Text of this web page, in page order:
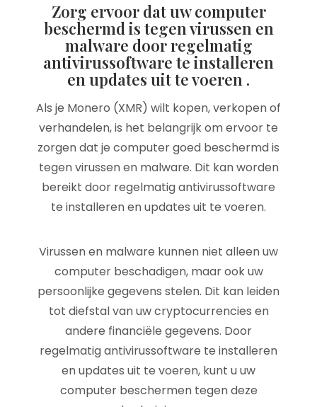
Zorg ervoor dat uw computer
beschermd is tegen virussen en
malware door regelmatig
antivirussoftware te installeren
en updates uit te voeren .
Als je Monero (XMR) wilt kopen, verkopen of
verhandelen, is het belangrijk om ervoor te
zorgen dat je computer goed beschermd is
tegen virussen en malware. Dit kan worden
bereikt door regelmatig antivirussoftware
te installeren en updates uit te voeren.
Virussen en malware kunnen niet alleen uw
computer beschadigen, maar ook uw
persoonlijke gegevens stelen. Dit kan leiden
tot diefstal van uw cryptocurrencies en
andere financiële gegevens. Door
regelmatig antivirussoftware te installeren
en updates uit te voeren, kunt u uw
computer beschermen tegen deze